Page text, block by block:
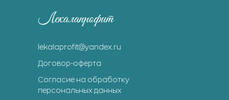
lekalaprofit@yandex.ru
Согласие на обработку
персональных данных
Договор-оферта